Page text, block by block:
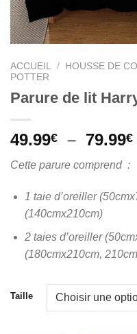
ACCUEIL / HOUSSE DE
POTTER
Parure de lit
49.99€ – 79.99€
Cette parure comprend :
1 taie d’oreiller
(140cmx210cm)
2 taies d’oreiller
(180cmx210cm,
Taille